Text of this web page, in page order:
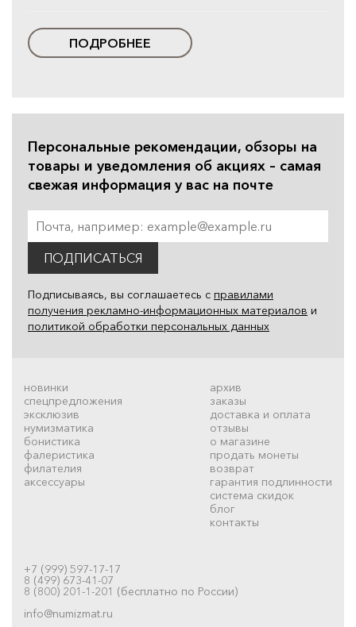
ПОДРОБНЕЕ
Персональные рекомендации, обзоры на
товары и уведомления об акциях – самая
свежая информация у вас на почте
ПОДПИСАТЬСЯ
Подписываясь, вы соглашаетесь с правилами
получения рекламно-информационных материалов и
политикой обработки персональных данных
новинки
спецпредложения
эксклюзив
нумизматика
бонистика
фалеристика
филателия
аксессуары
архив
заказы
доставка и оплата
отзывы
о магазине
продать монеты
возврат
гарантия подлинности
система скидок
блог
контакты
+7 (999) 597-17-17
8 (499) 673-41-07
8 (800) 201-1-201 (бесплатно по России)
info@numizmat.ru